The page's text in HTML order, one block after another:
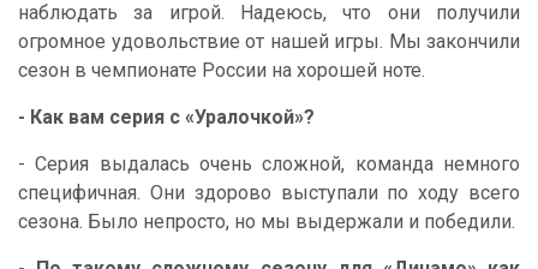
наблюдать за игрой. Надеюсь, что они получили
огромное удовольствие от нашей игры. Мы закончили
сезон в чемпионате России на хорошей ноте.
- Как вам серия с «Уралочкой»?
- Серия выдалась очень сложной, команда немного
специфичная. Они здорово выступали по ходу всего
сезона. Было непросто, но мы выдержали и победили.